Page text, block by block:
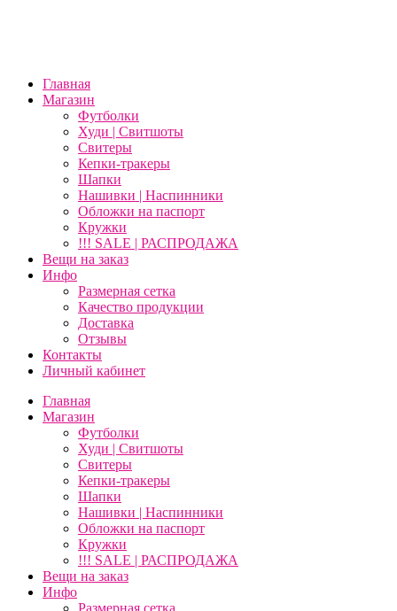
Главная
Магазин
Футболки
Худи | Свитшоты
Свитеры
Кепки-тракеры
Шапки
Нашивки | Наспинники
Обложки на паспорт
Кружки
!!! SALE | РАСПРОДАЖА
Вещи на заказ
Инфо
Размерная сетка
Качество продукции
Доставка
Отзывы
Контакты
Личный кабинет
Главная
Магазин
Футболки
Худи | Свитшоты
Свитеры
Кепки-тракеры
Шапки
Нашивки | Наспинники
Обложки на паспорт
Кружки
!!! SALE | РАСПРОДАЖА
Вещи на заказ
Инфо
Размерная сетка